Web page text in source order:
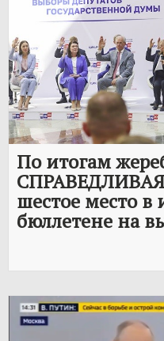
По итогам
шестое место в
бюллетене на